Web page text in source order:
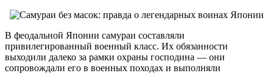
В феодальной Японии самураи составляли
привилегированный военный класс. Их обязанности
выходили далеко за рамки охраны господина — они
сопровождали его в военных походах и выполняли